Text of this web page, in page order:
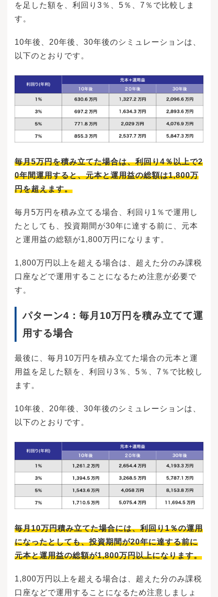
日ではなく、約定日の価格です。そのため、注
文日に想定していた金額とは異なる可能性があ
てから口座に振り込まれるまで、数日かかりま
す。資金の必要な日が決まっている場合は、注
て「先入先出法」で売却されます。先入先出法
とは、先に買い付けたものから先に売却する方
法のことです。そのため、たとえば「価格が安
いときに買い付けた投資商品を」など、購入期
間を指定して売却することはできません。投資
信託相談プラザ -近鉄あべのハルカス店ここから
は、NISAのつみたて投資枠を利用して購入した
ましょう。投資を始めるとき「金額が〇万円に
達したら」など求める利益の目標を明確に設定
し、達成したら売却すると決めておくのも有効
です。目標が明確なほど、投資効果や金額の見
方も変わり、資産運用へのモチベーションも保
確にしておくとより効果的です。たとえば、子
どもが高校に進学するときの学費に充当したい
場合、時期が近づくにつれてわかってくる金額
とのズレにも対応しやすくなります。一部だけ
額を想定し、数回に分けて売却する予定を立て
ておくのもよいでしょう。資金を運用し、安定
して利益を出せているタイミングも、売却には
定して、後日また投資資金が確保できたら再開
画も加味し、問題がないことを確認することが
大切です。どうしてもという理由がなければ、
このまま投資を続ける選択肢もあります。周囲
しては、投資し始めて15年目くらいから価格を
チェックし、見計らうのがおすすめです。旧つ
制度です。しかし、だからといって20年間続け
に売却するタイミングで、価格が暴落してしま
は日付ではなく、利益が大きいという判断で選
年間ですが、それ以降も課税口座で保有するこ
ともできます。ただこれも、一つの目安にすぎ
ません。投資の最長期間とされる「20年」に縛
られることなく、売却するタイミングを自由に
選ぶことが大切です。2024年1月にリニューアル
されたNISAでは、つみたて投資枠が旧つみたて
NISAの機能を引き継ぎました。大まかな内容は
踏襲していますが、全く同じではなく、「同じ
ん。旧つみたてNISAと違って非課税枠が再利用
た。ただ売却すると、複利効果が減少するなど
のデメリットがあることには注意が必要です。N
は、投資信託相談プラザが開催している投資初
心者向けのセミナーを受講するのがおすすめで
を足した額を、利回り3％、5％、7％で比較しま
す。
10年後、20年後、30年後のシミュレーションは、
以下のとおりです。
毎月5万円を積み立てた場合は、利回り4％以上で2
0年間運用すると、元本と運用益の総額は1,800万
円を超えます。
毎月5万円を積み立てる場合、利回り1％で運用し
たとしても、投資期間が30年に達する前に、元本
と運用益の総額が1,800万円になります。
1,800万円以上を超える場合は、超えた分のみ課税
口座などで運用することになるため注意が必要で
す。
パターン4： 毎月10万円を積み立てて運
用する場合
最後に、毎月10万円を積み立てた場合の元本と運
用益を足した額を、利回り3％、5％、7％で比較し
ます。
10年後、20年後、30年後のシミュレーションは、
以下のとおりです。
毎月10万円積み立てた場合には、利回り1％の運用
になったとしても、投資期間が20年に達する前に
元本と運用益の総額が1,800万円以上になります。
1,800万円以上を超える場合は、超えた分のみ課税
口座などで運用することになるため注意しましょ